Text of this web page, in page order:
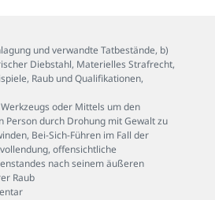
und verwandte Tatbestände, b)
Diebstahl, Materielles Strafrecht,
, Raub und Qualifikationen,
oder Mittels um den
Person durch Drohung mit Gewalt zu
, Bei-Sich-Führen im Fall der
,offensichtliche
nach seinem äußeren
Raub
zu Metallrohr-Fall